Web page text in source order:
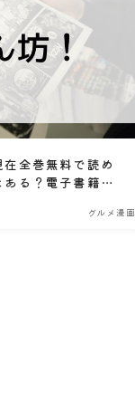
在全巻無料で読め
る？電子書籍・
グルメ漫画